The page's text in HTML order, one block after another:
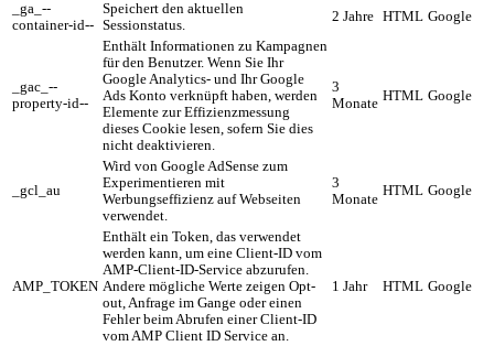
_ga_--
container-id--
Speichert den aktuellen
Sessionstatus.
2 Jahre HTML Google
_gac_--
property-id--
Enthält Informationen zu Kampagnen
für den Benutzer. Wenn Sie Ihr
Google Analytics- und Ihr Google
Ads Konto verknüpft haben, werden
Elemente zur Effizienzmessung
dieses Cookie lesen, sofern Sie dies
nicht deaktivieren.
3
Monate HTML Google
_gcl_au
Wird von Google AdSense zum
Experimentieren mit
Werbungseffizienz auf Webseiten
verwendet.
3
Monate
HTML Google
AMP_TOKEN
Enthält ein Token, das verwendet
werden kann, um eine Client-ID vom
AMP-Client-ID-Service abzurufen.
Andere mögliche Werte zeigen Opt-
out, Anfrage im Gange oder einen
Fehler beim Abrufen einer Client-ID
vom AMP Client ID Service an.
1 Jahr HTML Google